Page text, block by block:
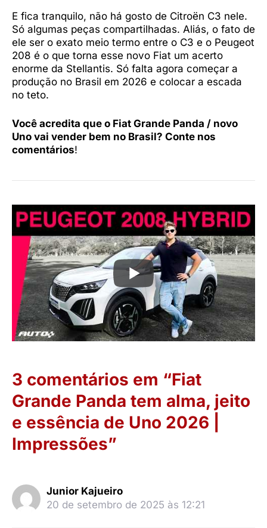
E fica tranquilo, não há gosto de Citroën C3 nele.
Só algumas peças compartilhadas. Aliás, o fato de
ele ser o exato meio termo entre o C3 e o Peugeot
208 é o que torna esse novo Fiat um acerto
enorme da Stellantis. Só falta agora começar a
produção no Brasil em 2026 e colocar a escada
no teto.
Você acredita que o Fiat Grande Panda / novo
Uno vai vender bem no Brasil? Conte nos
comentários!
3 comentários em “Fiat
Grande Panda tem alma, jeito
e essência de Uno 2026 |
Impressões”
Junior Kajueiro
20 de setembro de 2025 às 12:21